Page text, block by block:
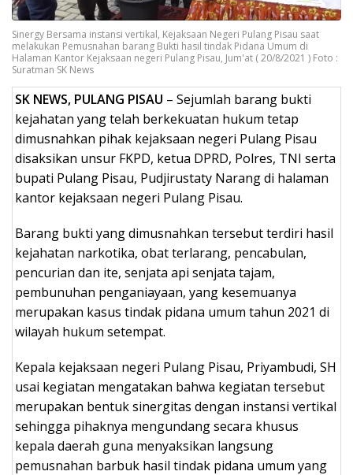
Sinergy Bersama instansi vertikal, Kejaksaan Negeri Pulang Pisau saat
melakukan Pemusnahan barang Bukti hasil tindak Pidana Umum di
Halaman Kantor Kejaksaan negeri Pulang Pisau, Jum'at ( 20/8/2021 ) Foto :
Suratman SK News
SK NEWS, PULANG PISAU – Sejumlah barang bukti
kejahatan yang telah berkekuatan hukum tetap
dimusnahkan pihak kejaksaan negeri Pulang Pisau
disaksikan unsur FKPD, ketua DPRD, Polres, TNI serta
bupati Pulang Pisau, Pudjirustaty Narang di halaman
kantor kejaksaan negeri Pulang Pisau.
Barang bukti yang dimusnahkan tersebut terdiri hasil
kejahatan narkotika, obat terlarang, pencabulan,
pencurian dan ite, senjata api senjata tajam,
pembunuhan penganiayaan, yang kesemuanya
merupakan kasus tindak pidana umum tahun 2021 di
wilayah hukum setempat.
Kepala kejaksaan negeri Pulang Pisau, Priyambudi, SH
usai kegiatan mengatakan bahwa kegiatan tersebut
merupakan bentuk sinergitas dengan instansi vertikal
sehingga pihaknya mengundang secara khusus
kepala daerah guna menyaksikan langsung
pemusnahan barbuk hasil tindak pidana umum yang